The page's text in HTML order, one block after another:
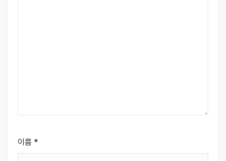
이름 *